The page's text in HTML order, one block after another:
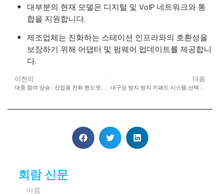
대부분의 현재 모델은 디지털 및 VoIP 네트워크와 통
합을 지원합니다.
제조업체는 진화하는 스테이션 인프라와의 호환성을
보장하기 위해 어댑터 및 펌웨어 업데이트를 제공합니
다.
이전의
대중 참여 상승 : 산업용 전화 핸드셋이 차이를 만들 수 있습니까?
다음
내구성 방지 방지 키패드 시스템 선택 : 실외 ATM 보안을위한 전문가 팁
회람 신문